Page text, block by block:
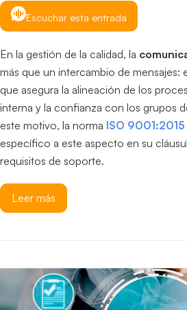
Escuchar esta entrada
En la gestión de la calidad, la
más que un intercambio de mensajes:
que asegura la alineación de los
interna y la confianza con los grupos
este motivo, la norma ISO 9001:2015
específico a este aspecto en su
requisitos de soporte.
Leer más